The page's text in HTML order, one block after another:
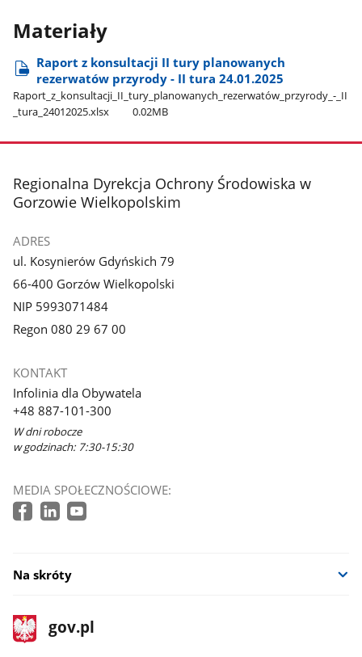
Materiały
Raport z konsultacji II tury planowanych
rezerwatów przyrody - II tura 24.01.2025
Raport​_z​_konsultacji​_II​_tury​_planowanych​_rezerwatów​_przyrody​_-​_II​
_tura​_24012025.xlsx
0.02MB
stopka
Regionalna Dyrekcja Ochrony Środowiska w
Gorzowie Wielkopolskim
ADRES
ul. Kosynierów Gdyńskich 79
66-400 Gorzów Wielkopolski
NIP 5993071484
Regon 080 29 67 00
KONTAKT
Infolinia dla Obywatela
+48 887-101-300
W dni robocze
w godzinach: 7:30-15:30
MEDIA SPOŁECZNOŚCIOWE:
Na skróty
stopka
gov.pl
Strona
gov.pl